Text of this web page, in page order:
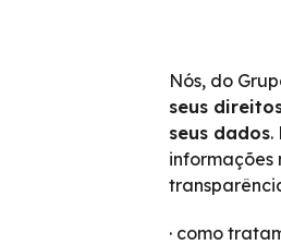
Nós, do
seus
seus dados.
informações
· como